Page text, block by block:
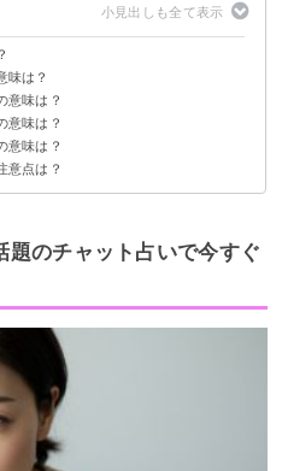
味は？
意味は？
る夢【凶夢】
夢】
【警告夢】
【吉夢】
する夢【吉夢】
警告夢】
夢【警告夢】
【凶夢】
意味は？
】
にして逃げる夢【凶夢】
吉夢】
吉夢】
意味は？
リする夢【吉夢】
ヤする夢【凶夢】
夢【吉夢】
意点は？
題のチャット占いで今すぐ